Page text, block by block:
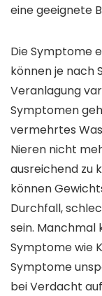
eine geeignete
Die Symptome
können je nach
Veranlagung
Symptomen
vermehrtes
Nieren nicht
ausreichend zu
können
Durchfall,
sein. Manchmal
Symptome wie
Symptome
bei Verdacht